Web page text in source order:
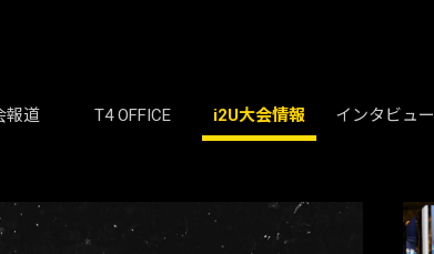
報道 T4 OFFICE i2U大会情報 インタビュー